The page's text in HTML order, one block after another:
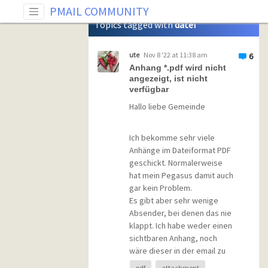
PMAIL COMMUNITY
Tag: datei
Topics tagged withdatei
6
ute Nov 8 '22 at 11:38 am
Anhang *.pdf wird nicht
angezeigt, ist nicht
verfügbar
Hallo liebe Gemeinde
Ich bekomme sehr viele
Anhänge im Dateiformat PDF
geschickt. Normalerweise
hat mein Pegasus damit auch
gar kein Problem.
Es gibt aber sehr wenige
Absender, bei denen das nie
klappt. Ich habe weder einen
sichtbaren Anhang, noch
wäre dieser in der email zu
erkennen.